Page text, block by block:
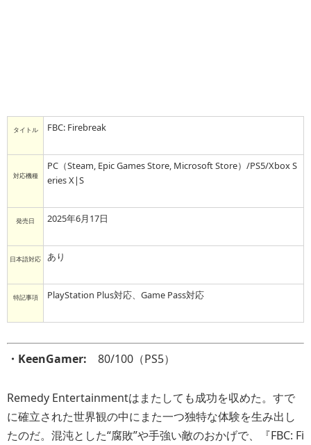
タイトル FBC: Firebreak
対応機種
PC（Steam, Epic Games Store, Microsoft Store）/PS5/Xbox S
eries X|S
発売日 2025年6月17日
日本語対応 あり
特記事項 PlayStation Plus対応、Game Pass対応
・KeenGamer: 80/100（PS5）
Remedy Entertainmentはまたしても成功を収めた。すで
に確立された世界観の中にまた一つ独特な体験を生み出し
たのだ。混沌とした“腐敗”や手強い敵のおかげで、『FBC: Fi